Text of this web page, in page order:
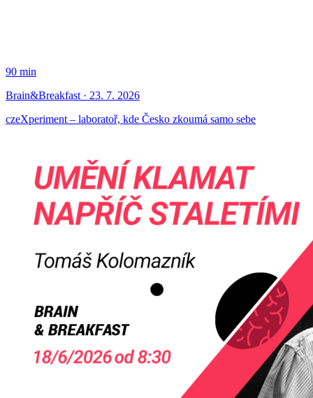
90 min
Brain&Breakfast · 23. 7. 2026
czeXperiment – laboratoř, kde Česko zkoumá samo sebe